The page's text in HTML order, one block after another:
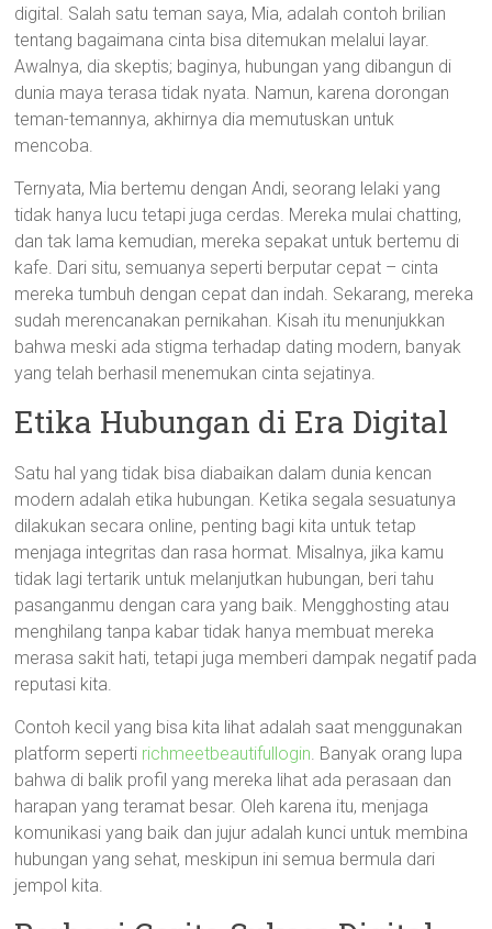
digital. Salah satu teman saya, Mia, adalah contoh brilian
tentang bagaimana cinta bisa ditemukan melalui layar.
Awalnya, dia skeptis; baginya, hubungan yang dibangun di
dunia maya terasa tidak nyata. Namun, karena dorongan
teman-temannya, akhirnya dia memutuskan untuk
mencoba.
Ternyata, Mia bertemu dengan Andi, seorang lelaki yang
tidak hanya lucu tetapi juga cerdas. Mereka mulai chatting,
dan tak lama kemudian, mereka sepakat untuk bertemu di
kafe. Dari situ, semuanya seperti berputar cepat – cinta
mereka tumbuh dengan cepat dan indah. Sekarang, mereka
sudah merencanakan pernikahan. Kisah itu menunjukkan
bahwa meski ada stigma terhadap dating modern, banyak
yang telah berhasil menemukan cinta sejatinya.
Etika Hubungan di Era Digital
Satu hal yang tidak bisa diabaikan dalam dunia kencan
modern adalah etika hubungan. Ketika segala sesuatunya
dilakukan secara online, penting bagi kita untuk tetap
menjaga integritas dan rasa hormat. Misalnya, jika kamu
tidak lagi tertarik untuk melanjutkan hubungan, beri tahu
pasanganmu dengan cara yang baik. Mengghosting atau
menghilang tanpa kabar tidak hanya membuat mereka
merasa sakit hati, tetapi juga memberi dampak negatif pada
reputasi kita.
Contoh kecil yang bisa kita lihat adalah saat menggunakan
platform seperti richmeetbeautifullogin. Banyak orang lupa
bahwa di balik profil yang mereka lihat ada perasaan dan
harapan yang teramat besar. Oleh karena itu, menjaga
komunikasi yang baik dan jujur adalah kunci untuk membina
hubungan yang sehat, meskipun ini semua bermula dari
jempol kita.